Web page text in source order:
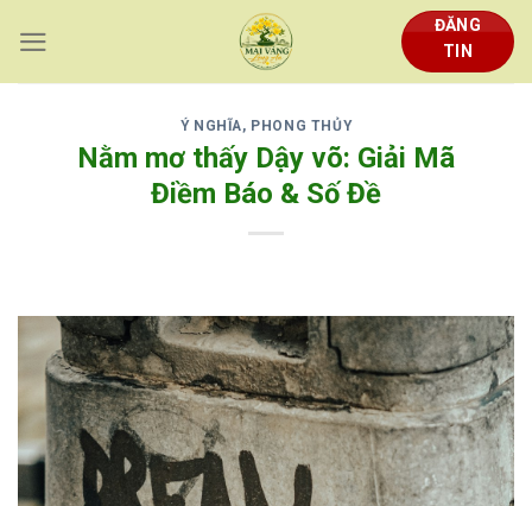
content
ĐĂNG
TIN
Ý NGHĨA, PHONG THỦY
Nằm mơ thấy Dậy võ: Giải Mã
Điềm Báo & Số Đề